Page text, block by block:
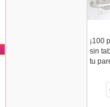
¡100
sin
tu